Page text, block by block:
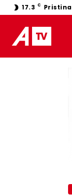
17.3 C Pristina